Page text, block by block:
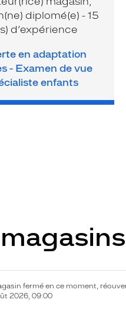
diplomé(e) - 15
d’expérience
en adaptation
- Examen de vue
enfants
fermé en ce moment,
2026, 09:00